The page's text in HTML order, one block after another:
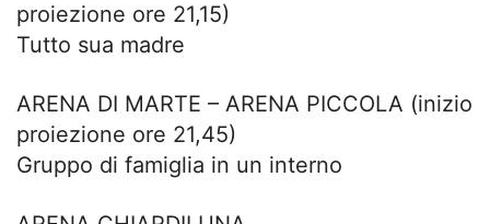
proiezione ore 21,15)
Tutto sua madre
ARENA DI MARTE – ARENA PICCOLA (inizio
proiezione ore 21,45)
Gruppo di famiglia in un interno